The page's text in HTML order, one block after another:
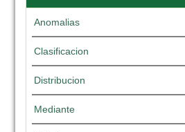
Anomalias
Clasificacion
Distribucion
Mediante